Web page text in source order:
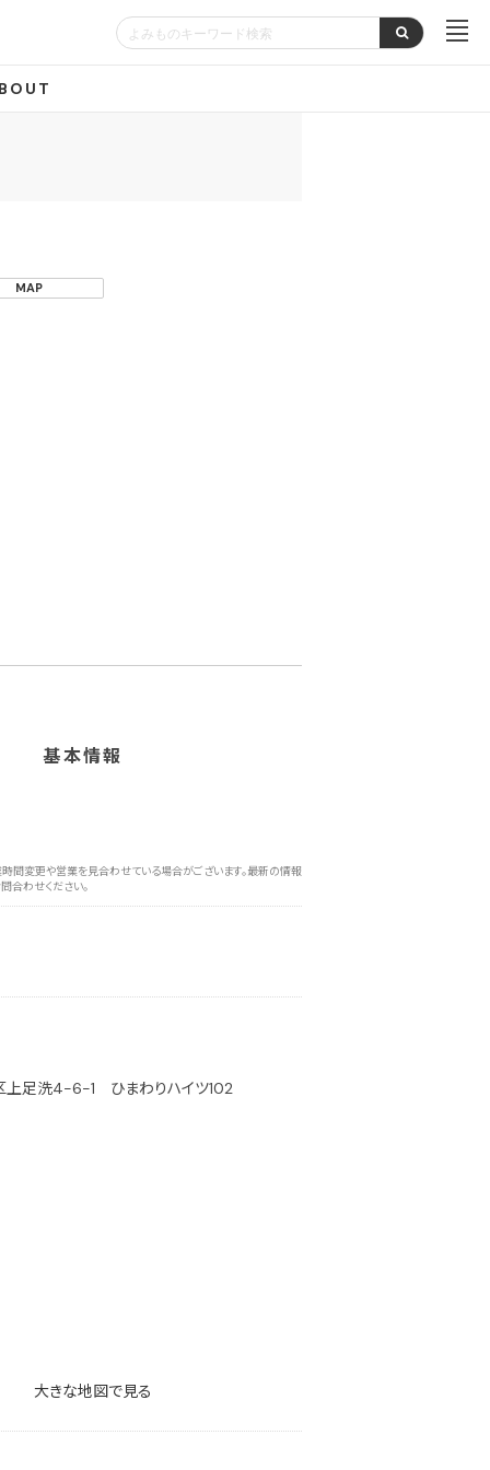
MAP
基本情報
間変更や営業を見合わせている場合がございます。最新の情報
合わせください。
上足洗4-6-1 ひまわりハイツ102
大きな地図で見る